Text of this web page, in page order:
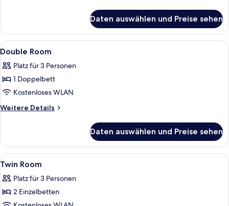
Daten auswählen und Preise sehen
Alle
Fotos
für
Double
Room
anzeigen
Ein Hotelzimmer mit Bett,
2
Double Room
Platz für 3 Personen
1 Doppelbett
Kostenloses WLAN
Weitere Details
Weitere
Room
Daten auswählen und Preise sehen
Alle
Fotos
für
Twin
Ein Hotelzimmer mit zwei Betten,
3
Twin Room
Platz für 3 Personen
2 Einzelbetten